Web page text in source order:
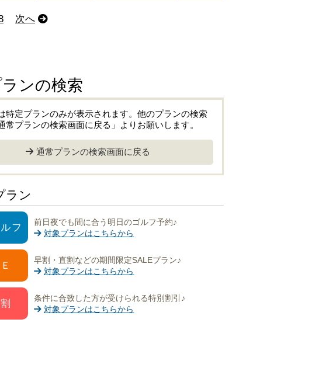
次へ
ンの検索
特定プランのみが表示されます。他のプランの検索
常プランの検索画面に戻る」よりお願いします。
通常プランの検索画面に戻る
ラン
フ
前日夜でも間に合う明日のゴルフ予約♪
対象プランはこちらから
早割・直割などの期間限定SALEプラン♪
対象プランはこちらから
条件に合致した方が受けられる特別割引♪
対象プランはこちらから